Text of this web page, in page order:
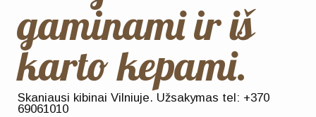
gaminami ir iš
karto kepami.
Skaniausi kibinai Vilniuje. Užsakymas tel: +370
69061010